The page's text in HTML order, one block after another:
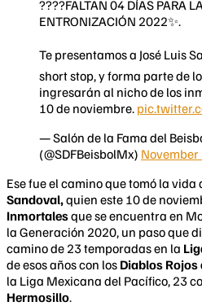
????FALTAN 04 DÍAS PARA
ENTRONIZACIÓN 2022✨.
Te presentamos a José Luis
short stop, y forma parte de
ingresarán al nicho de los
10 de noviembre.
— Salón de la Fama del
(@SDFBeisbolMx) November
Ese fue el camino que tomó la vida
Sandoval,quien este 10 de
Inmortalesque se encuentra en
la Generación 2020, un paso que
camino de 23 temporadas en la
de esos años con los Diablos
la Liga Mexicana del Pacífico, 23
Hermosillo.